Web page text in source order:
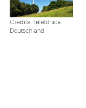
Credits: Telefónica
Deutschland